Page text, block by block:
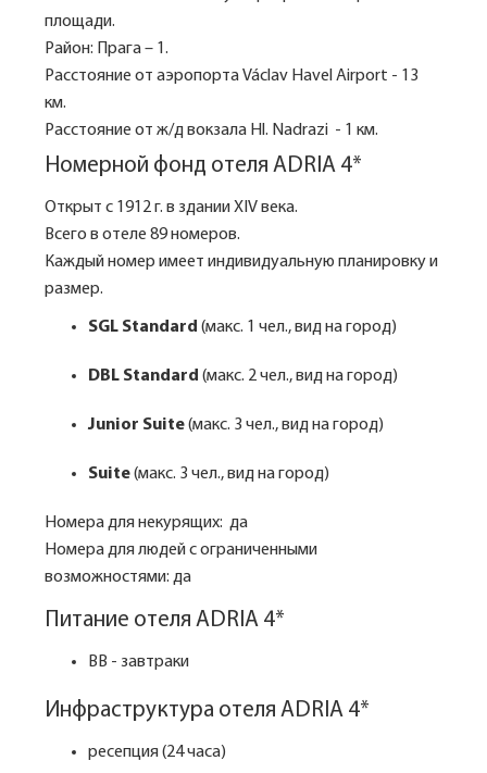
площади.
Район: Прага – 1.
Расстояние от аэропорта Václav Havel Airport - 13
км.
Расстояние от ж/д вокзала Hl. Nadrazi - 1 км.
Номерной фонд отеля ADRIA 4*
Открыт с 1912 г. в здании XIV века.
Всего в отеле 89 номеров.
Каждый номер имеет индивидуальную планировку и
размер.
SGL Standard (макс. 1 чел., вид на город)
DBL Standard (макс. 2 чел., вид на город)
Junior Suite(макс. 3 чел., вид на город)
Suite(макс. 3 чел., вид на город)
Номера для некурящих: да
Номера для людей с ограниченными
возможностями: да
Питание отеля ADRIA 4*
BB - завтраки
Инфраструктура отеля ADRIA 4*
ресепция (24 часа)